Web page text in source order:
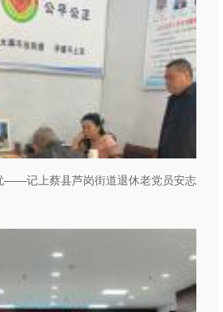
——记上蔡县芦岗街道退休老党员安志